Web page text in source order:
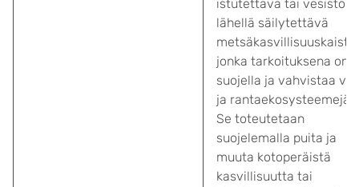
istutettava tai vesistön
lähellä säilytettävä
jonka tarkoituksena on
suojella ja vahvistaa
ja rantaekosysteemejä.
Se toteutetaan
suojelemalla puita ja
muuta kotoperäistä
kasvillisuutta tai